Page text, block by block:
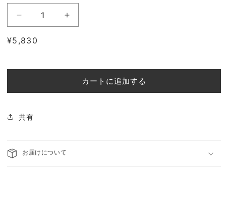
士
ボ
ル
鱗
り
24cm
ボ
ル
通
¥5,830
カートに追加する
共有
お届けについて